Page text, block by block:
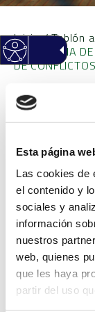
Esta página
Las cookies de
el contenido y
sociales y
información
nuestros
web, quienes
que les haya
partir del uso
Inicio/Tablón
PROGRAMA
DE CONFLICTOS
Objeto